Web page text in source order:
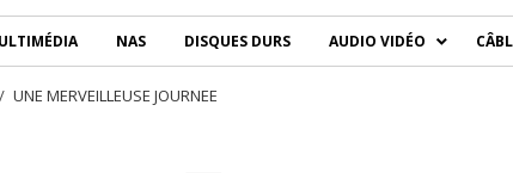
NAS DISQUES DURS AUDIO VIDÉO
UNE MERVEILLEUSE JOURNEE